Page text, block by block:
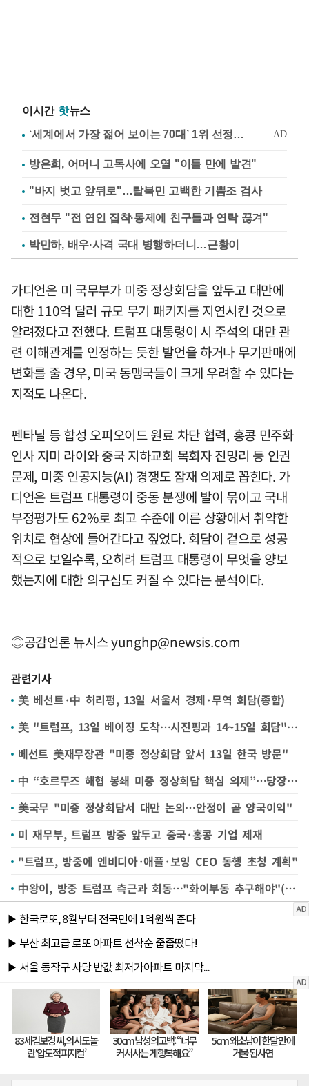
이시간 핫뉴스
방은희, 어머니 고독사에 오열 "이틀 만에 발견"
"바지 벗고 앞뒤로"…탈북민 고백한 기쁨조 검사
전현무 "전 연인 집착·통제에 친구들과 연락 끊겨"
박민하, 배우·사격 국대 병행하더니…근황이
가디언은 미 국무부가 미중 정상회담을 앞두고 대만에
대한 110억 달러 규모 무기 패키지를 지연시킨 것으로
알려졌다고 전했다. 트럼프 대통령이 시 주석의 대만 관
련 이해관계를 인정하는 듯한 발언을 하거나 무기판매에
변화를 줄 경우, 미국 동맹국들이 크게 우려할 수 있다는
지적도 나온다.
펜타닐 등 합성 오피오이드 원료 차단 협력, 홍콩 민주화
인사 지미 라이와 중국 지하교회 목회자 진밍리 등 인권
문제, 미중 인공지능(AI) 경쟁도 잠재 의제로 꼽힌다. 가
디언은 트럼프 대통령이 중동 분쟁에 발이 묶이고 국내
부정평가도 62%로 최고 수준에 이른 상황에서 취약한
위치로 협상에 들어간다고 짚었다. 회담이 겉으로 성공
적으로 보일수록, 오히려 트럼프 대통령이 무엇을 양보
했는지에 대한 의구심도 커질 수 있다는 분석이다.
◎공감언론 뉴시스yunghp@newsis.com
관련기사
美 베선트·中 허리펑, 13일 서울서 경제·무역 회담(종합)
美 "트럼프, 13일 베이징 도착…시진핑과 14~15일 회담"(종합)
베선트 美재무장관 "미중 정상회담 앞서 13일 한국 방문"
中 “호르무즈 해협 봉쇄 미중 정상회담 핵심 의제”…당장은 휴전 유지 중요
美국무 "미중 정상회담서 대만 논의…안정이 곧 양국이익"
미 재무부, 트럼프 방중 앞두고 중국·홍콩 기업 제재
"트럼프, 방중에 엔비디아·애플·보잉 CEO 동행 초청 계획"
中왕이, 방중 트럼프 측근과 회동…"화이부동 추구해야"(종합)